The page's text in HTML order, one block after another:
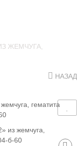
ЖЕМЧУГА,
НАЗАД